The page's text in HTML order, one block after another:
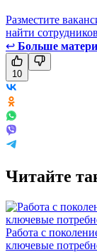
Разместите
найти сотрудников
↩ Больше
10
Читайте
Работа с
ключевые